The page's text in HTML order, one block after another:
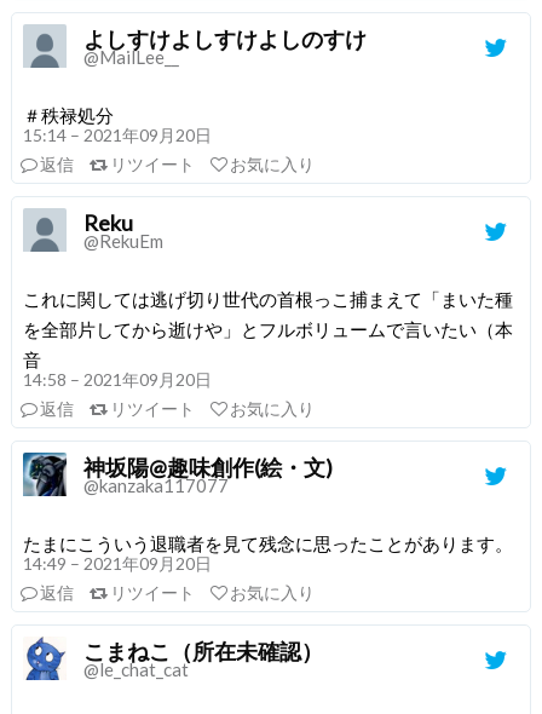
よしすけよしすけよしのすけ
@MailLee__
＃秩禄処分
15:14 – 2021年09月20日
返信
リツイート お気に入り
Reku
@RekuEm
これに関しては逃げ切り世代の首根っこ捕まえて「まいた種
を全部片してから逝けや」とフルボリュームで言いたい（本
音
14:58 – 2021年09月20日
返信
リツイート お気に入り
神坂陽@趣味創作(絵・文)
@kanzaka117077
たまにこういう退職者を見て残念に思ったことがあります。
14:49 – 2021年09月20日
返信
リツイート お気に入り
こまねこ（所在未確認）
@le_chat_cat